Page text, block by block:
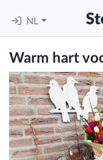
NL
Warm hart